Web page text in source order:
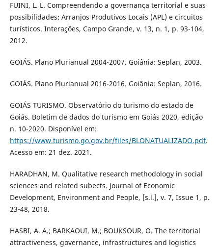
FUINI, L. L. Compreendendo a governança territorial e suas
possibilidades: Arranjos Produtivos Locais (APL) e circuitos
turísticos. Interações, Campo Grande, v. 13, n. 1, p. 93-104,
2012.
GOIÁS. Plano Plurianual 2004-2007. Goiânia: Seplan, 2003.
GOIÁS. Plano Plurianual 2016-2016. Goiânia: Seplan, 2016.
GOIÁS TURISMO. Observatório do turismo do estado de
Goiás. Boletim de dados do turismo em Goiás 2020, edição
n. 10-2020. Disponível em:
https://www.turismo.go.gov.br/files/BLONATUALIZADO.pdf.
Acesso em: 21 dez. 2021.
HARADHAN, M. Qualitative research methodology in social
sciences and related subects. Journal of Economic
Development, Environment and People, [s.l.], v. 7, Issue 1, p.
23-48, 2018.
HASBI, A. A.; BARKAOUI, M.; BOUKSOUR, O. The territorial
attractiveness, governance, infrastructures and logistics